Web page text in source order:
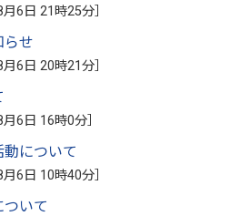
6日 21時25分
らせ
6日 20時21分
6日 16時0分
について
6日 10時40分
いて